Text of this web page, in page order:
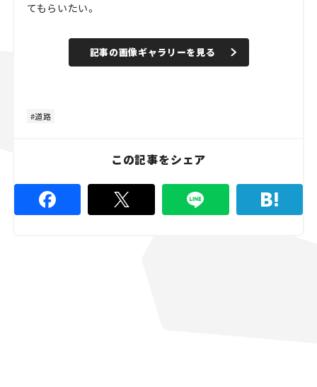
てもらいたい。
記事の画像ギャラリーを見る
道路
この記事をシェア